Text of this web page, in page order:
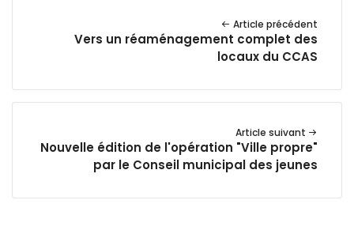
Article précédent
Vers un réaménagement complet des
locaux du CCAS
Article suivant
Nouvelle édition de l'opération "Ville propre"
par le Conseil municipal des jeunes